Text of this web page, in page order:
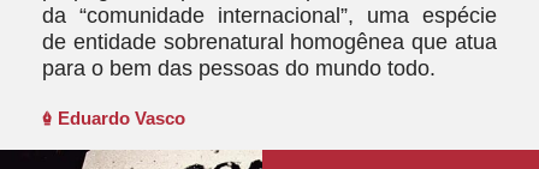
da “comunidade internacional”, uma espécie
de entidade sobrenatural homogênea que atua
para o bem das pessoas do mundo todo.
Eduardo Vasco